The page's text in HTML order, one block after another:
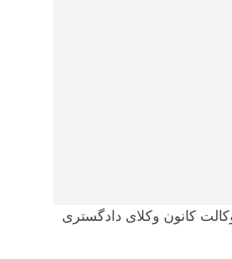
کانون وکلای دادگستری